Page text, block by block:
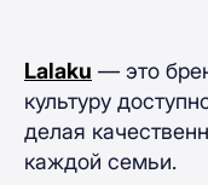
Lalaku — это
культуру
делая
каждой семьи.